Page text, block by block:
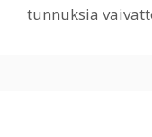
tunnuksia